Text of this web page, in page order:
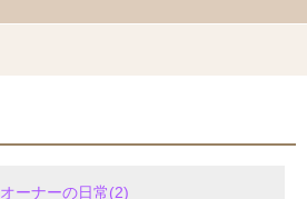
オーナーの日常(2)